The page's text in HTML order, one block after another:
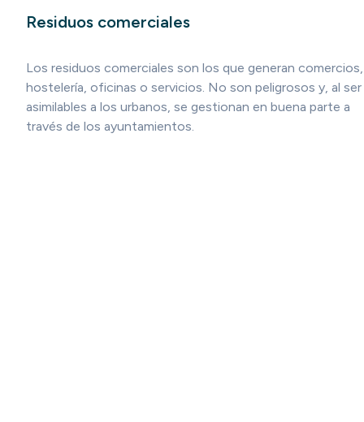
Residuos comerciales
Los residuos comerciales son los que generan comercios,
hostelería, oficinas o servicios. No son peligrosos y, al ser
asimilables a los urbanos, se gestionan en buena parte a
través de los ayuntamientos.